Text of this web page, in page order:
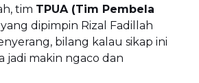
tim TPUA (Tim Pembela
yang dipimpin Rizal Fadillah
bilang kalau sikap ini
jadi makin ngaco dan